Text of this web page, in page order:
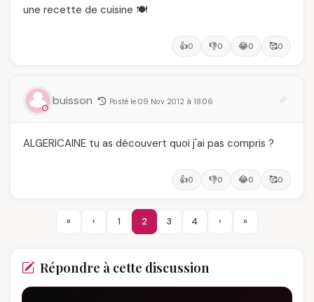
une recette de cuisine 🍽️
👍0 👎0 😂0 🥰0
buisson Posté le 09 Nov 2012 à 18:06
ALGERICAINE tu as découvert quoi j'ai pas compris ?
👍0 👎0 😂0 🥰0
« ‹ 1 2 3 4 › »
Répondre à cette discussion